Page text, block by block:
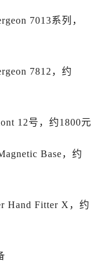
呼和浩特市玉泉区大学西街70号华润万象城写字楼（鄂尔多斯大厦）23层2326室泰格豪雅售后服务中心（需提前预约）
7013系列，
7812，约
12号，约1800元
Base，约
Hand Fitter X，约